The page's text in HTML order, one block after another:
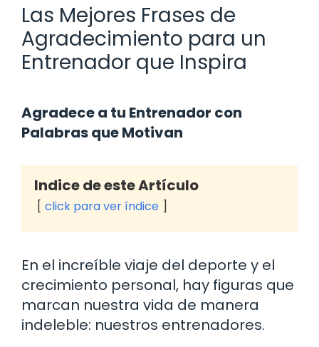
Las Mejores Frases de
Agradecimiento para un
Entrenador que Inspira
Agradece a tu Entrenador con
Palabras que Motivan
Indice de este Artículo
click para ver índice
En el increíble viaje del deporte y el
crecimiento personal, hay figuras que
marcan nuestra vida de manera
indeleble: nuestros entrenadores.